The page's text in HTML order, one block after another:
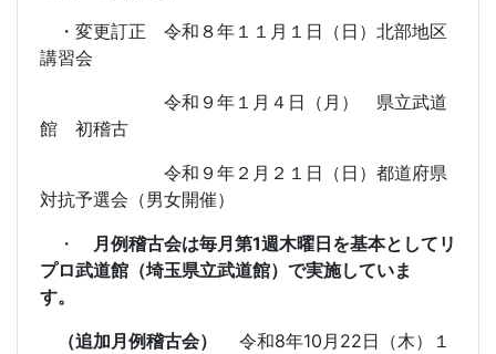
・変更訂正 令和８年１１月１日（日）北部地区
講習会
令和９年１月４日（月） 県立武道
館 初稽古
令和９年２月２１日（日）都道府県
対抗予選会（男女開催）
・ 月例稽古会は毎月第1週木曜日を基本としてリ
プロ武道館（埼玉県立武道館）で実施していま
す。
（追加月例稽古会） 令和8年10月22日（木）１